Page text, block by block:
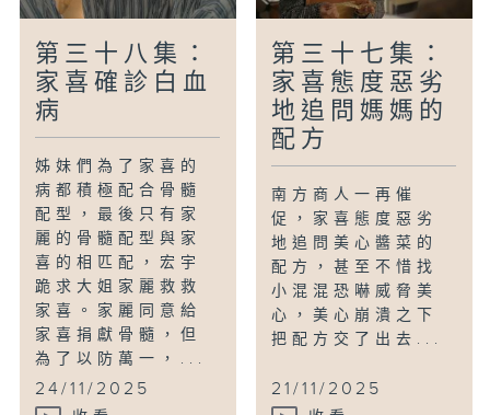
第三十八集：
家喜確診白血
病
姊妹們為了家喜的
病都積極配合骨髓
配型，最後只有家
麗的骨髓配型與家
喜的相匹配，宏宇
跪求大姐家麗救救
家喜。家麗同意給
家喜捐獻骨髓，但
為了以防萬一，...
24/11/2025
第三十七集：
家喜態度惡劣
地追問媽媽的
配方
南方商人一再催
促，家喜態度惡劣
地追問美心醬菜的
配方，甚至不惜找
小混混恐嚇威脅美
心，美心崩潰之下
把配方交了出去...
21/11/2025